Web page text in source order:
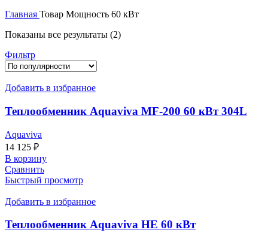
Главная Товар Мощность 60 кВт
Показаны все результаты (2)
Фильтр
Добавить в избранное
Теплообменник Aquaviva MF-200 60 кВт 304L
Aquaviva
14 125 ₽
В корзину
Сравнить
Быстрый просмотр
Добавить в избранное
Теплообменник Aquaviva HE 60 кВт